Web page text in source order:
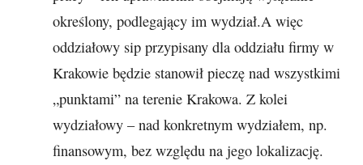
określony, podlegający im wydział.A więc
oddziałowy sip przypisany dla oddziału firmy w
Krakowie będzie stanowił pieczę nad wszystkimi
„punktami” na terenie Krakowa. Z kolei
wydziałowy – nad konkretnym wydziałem, np.
finansowym, bez względu na jego lokalizację.